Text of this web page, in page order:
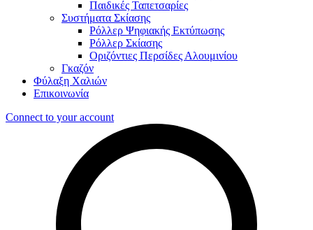
Παιδικές Ταπετσαρίες
Συστήματα Σκίασης
Ρόλλερ Ψηφιακής Εκτύπωσης
Ρόλλερ Σκίασης
Οριζόντιες Περσίδες Αλουμινίου
Γκαζόν
Φύλαξη Χαλιών
Επικοινωνία
Connect to your account